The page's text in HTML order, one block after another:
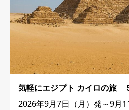
気軽にエジプト カイロの旅
2026年9月7日（月）発～9月